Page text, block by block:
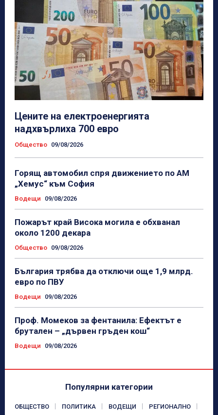
Цените на електроенергията
надхвърлиха 700 евро
Общество 09/08/2026
Горящ автомобил спря движението по АМ
„Хемус“ към София
Водещи 09/08/2026
Пожарът край Висока могила е обхванал
около 1200 декара
Общество 09/08/2026
България трябва да отключи още 1,9 млрд.
евро по ПВУ
Водещи 09/08/2026
Проф. Момеков за фентанила: Ефектът е
брутален – „дървен гръден кош“
Водещи 09/08/2026
Популярни категории
ОБЩЕСТВО ПОЛИТИКА ВОДЕЩИ РЕГИОНАЛНО